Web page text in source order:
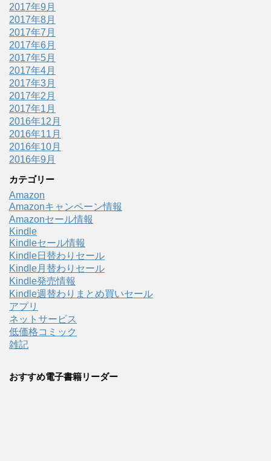
2017年9月
2017年8月
2017年7月
2017年6月
2017年5月
2017年4月
2017年3月
2017年2月
2017年1月
2016年12月
2016年11月
2016年10月
2016年9月
カテゴリー
Amazon
Amazonキャンペーン情報
Amazonセール情報
Kindle
Kindleセール情報
Kindle日替わりセール
Kindle月替わりセール
Kindle発売情報
Kindle週替わりまとめ買いセール
アプリ
ネットサービス
低価格コミック
雑記
おすすめ電子書籍リーダー